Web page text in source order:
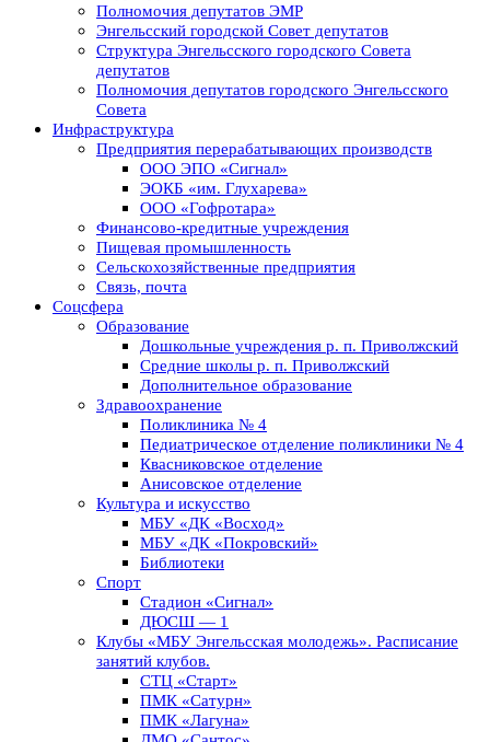
Полномочия депутатов ЭМР
Энгельсский городской Совет депутатов
Структура Энгельсского городского Совета
депутатов
Полномочия депутатов городского Энгельсского
Совета
Инфраструктура
Предприятия перерабатывающих производств
ООО ЭПО «Сигнал»
ЭОКБ «им. Глухарева»
ООО «Гофротара»
Финансово-кредитные учреждения
Пищевая промышленность
Сельскохозяйственные предприятия
Связь, почта
Соцсфера
Образование
Дошкольные учреждения р. п. Приволжский
Средние школы р. п. Приволжский
Дополнительное образование
Здравоохранение
Поликлиника № 4
Педиатрическое отделение поликлиники № 4
Квасниковское отделение
Анисовское отделение
Культура и искусство
МБУ «ДК «Восход»
МБУ «ДК «Покровский»
Библиотеки
Спорт
Стадион «Сигнал»
ДЮСШ — 1
Клубы «МБУ Энгельсская молодежь». Расписание
занятий клубов.
СТЦ «Старт»
ПМК «Сатурн»
ПМК «Лагуна»